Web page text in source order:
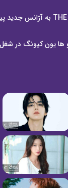
یون کیونگ در شغل